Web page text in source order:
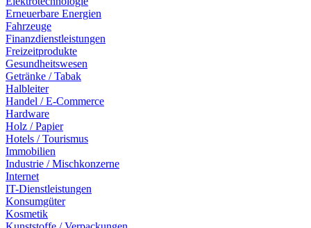
Erneuerbare Energien
Fahrzeuge
Finanzdienstleistungen
Freizeitprodukte
Gesundheitswesen
Getränke / Tabak
Halbleiter
Handel / E-Commerce
Hardware
Holz / Papier
Hotels / Tourismus
Immobilien
Industrie / Mischkonzerne
Internet
IT-Dienstleistungen
Konsumgüter
Kosmetik